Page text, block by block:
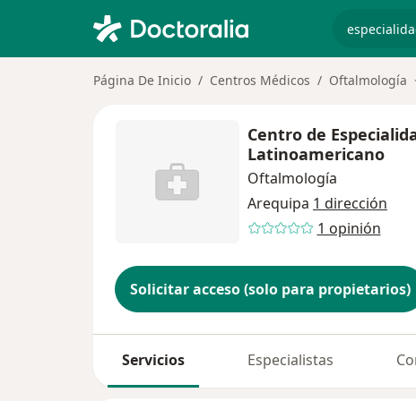
Página De Inicio Centros Médicos Oftalmología
Centro de
Latinoamericano
Oftalmología
Arequipa 1 dirección
1 opinión
Solicitar acceso (solo para propietarios)
Servicios Especialistas